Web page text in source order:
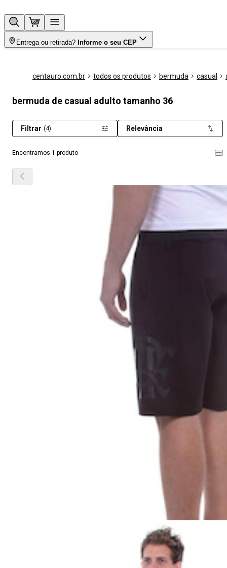
Entrega ou retirada? Informe o seu CEP
centauro.com.br todos os produtos bermuda casual
bermuda de casual adulto tamanho 36
Encontramos 1 produto
Filtrar (4) Relevância